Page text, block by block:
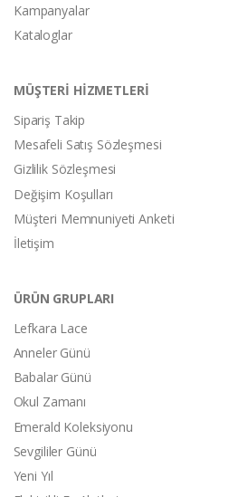
Kampanyalar
Kataloglar
MÜŞTERİ HİZMETLERİ
Sipariş Takip
Mesafeli Satış Sözleşmesi
Gizlilik Sözleşmesi
Değişim Koşulları
Müşteri Memnuniyeti Anketi
İletişim
ÜRÜN GRUPLARI
Lefkara Lace
Anneler Günü
Babalar Günü
Okul Zamanı
Emerald Koleksiyonu
Sevgililer Günü
Yeni Yıl